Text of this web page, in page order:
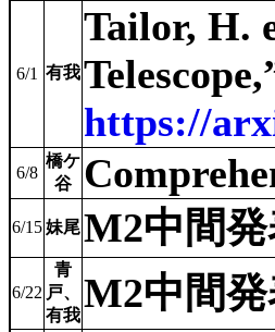
6/1 有我
Tailor, H.
https://
6/8
橋ケ
谷
6/15妹尾M2中間
6/22
青
戸、
有我M2中間